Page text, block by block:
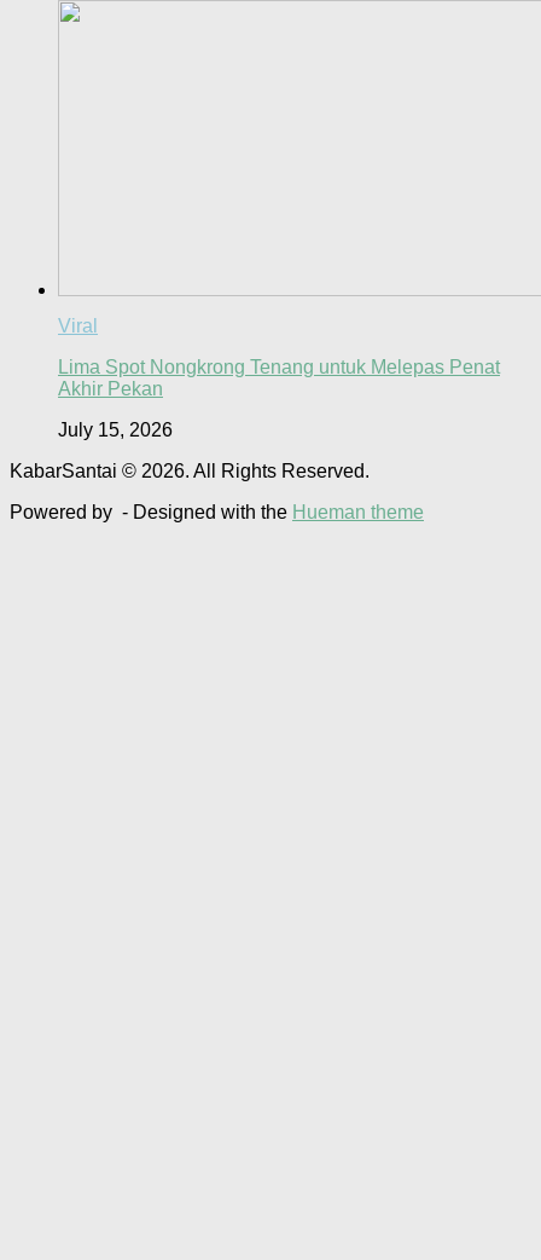
Viral
Lima Spot Nongkrong Tenang untuk Melepas Penat
Akhir Pekan
July 15, 2026
KabarSantai © 2026. All Rights Reserved.
Powered by - Designed with the Hueman theme